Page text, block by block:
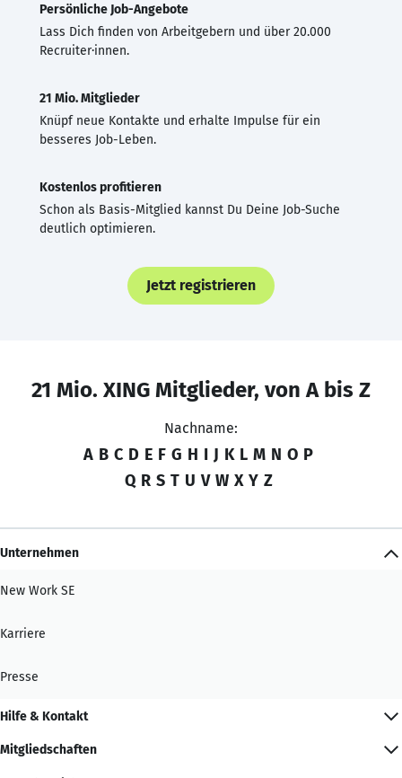
Persönliche Job-Angebote
Lass Dich finden von Arbeitgebern und über 20.000
Recruiter·innen.
21 Mio. Mitglieder
Knüpf neue Kontakte und erhalte Impulse für ein
besseres Job-Leben.
Kostenlos profitieren
Schon als Basis-Mitglied kannst Du Deine Job-Suche
deutlich optimieren.
Jetzt registrieren
21 Mio. XING Mitglieder, von A bis Z
Nachname:
A B C D E F G H I J K L M N O P
Q R S T U V W X Y Z
Unternehmen
New Work SE
Karriere
Presse
Hilfe & Kontakt
Mitgliedschaften